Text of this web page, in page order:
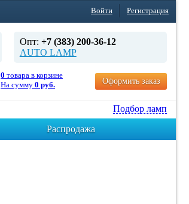
Войти Регистрация
Опт: +7 (383) 200-36-12
AUTO LAMP
0 товара в корзине
На сумму 0 руб. Оформить заказ
Подбор ламп
Распродажа